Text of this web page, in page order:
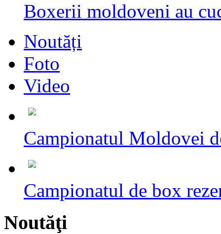
Boxerii moldoveni au
Noutăți
Foto
Video
Campionatul Moldovei
Campionatul de box
Noutăţi